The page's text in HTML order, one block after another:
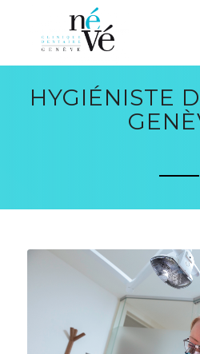
HYGIÉNISTE